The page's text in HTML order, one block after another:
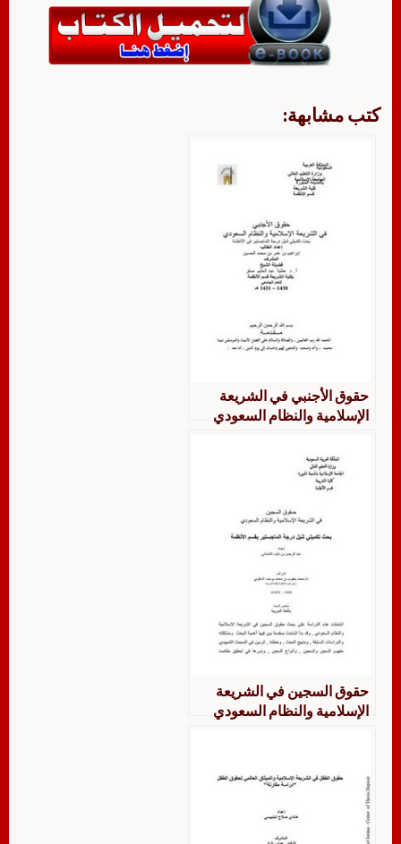
كتب مشابهة:
حقوق الأجنبي في الشريعة
الإسلامية والنظام السعودي
حقوق السجين في الشريعة
الإسلامية والنظام السعودي